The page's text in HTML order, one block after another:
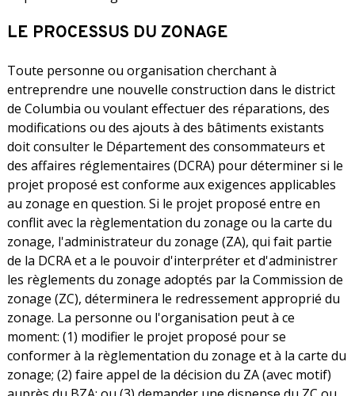
LE PROCESSUS DU ZONAGE
Toute personne ou organisation cherchant à
entreprendre une nouvelle construction dans le district
de Columbia ou voulant effectuer des réparations, des
modifications ou des ajouts à des bâtiments existants
doit consulter le Département des consommateurs et
des affaires réglementaires (DCRA) pour déterminer si le
projet proposé est conforme aux exigences applicables
au zonage en question. Si le projet proposé entre en
conflit avec la règlementation du zonage ou la carte du
zonage, l'administrateur du zonage (ZA), qui fait partie
de la DCRA et a le pouvoir d'interpréter et d'administrer
les règlements du zonage adoptés par la Commission de
zonage (ZC), déterminera le redressement approprié du
zonage. La personne ou l'organisation peut à ce
moment: (1) modifier le projet proposé pour se
conformer à la règlementation du zonage et à la carte du
zonage; (2) faire appel de la décision du ZA (avec motif)